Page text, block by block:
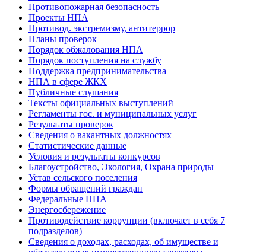
Противопожарная безопасность
Проекты НПА
Противод. экстремизму, антитеррор
Планы проверок
Порядок обжалования НПА
Порядок поступления на службу
Поддержка предпринимательства
НПА в сфере ЖКХ
Публичные слушания
Тексты официальных выступлений
Регламенты гос. и муниципальных услуг
Результаты проверок
Сведения о вакантных должностях
Статистические данные
Условия и результаты конкурсов
Благоустройство, Экология, Охрана природы
Устав сельского поселения
Формы обращений граждан
Федеральные НПА
Энергосбережение
Противодействие коррупции (включает в себя 7
подразделов)
Сведения о доходах, расходах, об имуществе и